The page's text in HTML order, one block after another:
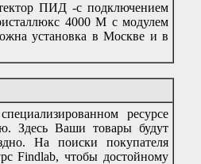
ПИД -с подключением
4000 М с модулем
установка в Москве и в
ресурсе
Здесь Ваши товары будут
На поиски покупателя
Findlab, чтобы достойному